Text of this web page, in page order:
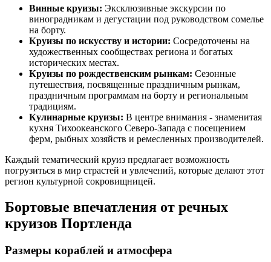
Винные круизы: Эксклюзивные экскурсии по
виноградникам и дегустации под руководством сомелье
на борту.
Круизы по искусству и истории: Сосредоточены на
художественных сообществах региона и богатых
исторических местах.
Круизы по рождественским рынкам: Сезонные
путешествия, посвященные праздничным рынкам,
праздничным программам на борту и региональным
традициям.
Кулинарные круизы: В центре внимания - знаменитая
кухня Тихоокеанского Северо-Запада с посещением
ферм, рыбных хозяйств и ремесленных производителей.
Каждый тематический круиз предлагает возможность
погрузиться в мир страстей и увлечений, которые делают этот
регион культурной сокровищницей.
Бортовые впечатления от речных
круизов Портленда
Размеры кораблей и атмосфера